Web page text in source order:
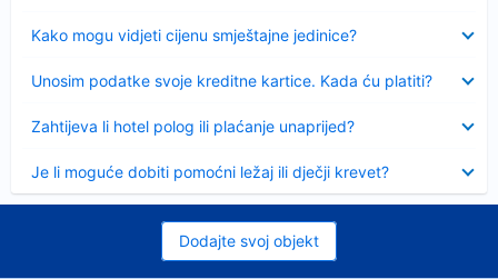
Kako mogu vidjeti cijenu smještajne jedinice?
Unosim podatke svoje kreditne kartice. Kada ću platiti?
Zahtijeva li hotel polog ili plaćanje unaprijed?
Je li moguće dobiti pomoćni ležaj ili dječji krevet?
Dodajte svoj objekt